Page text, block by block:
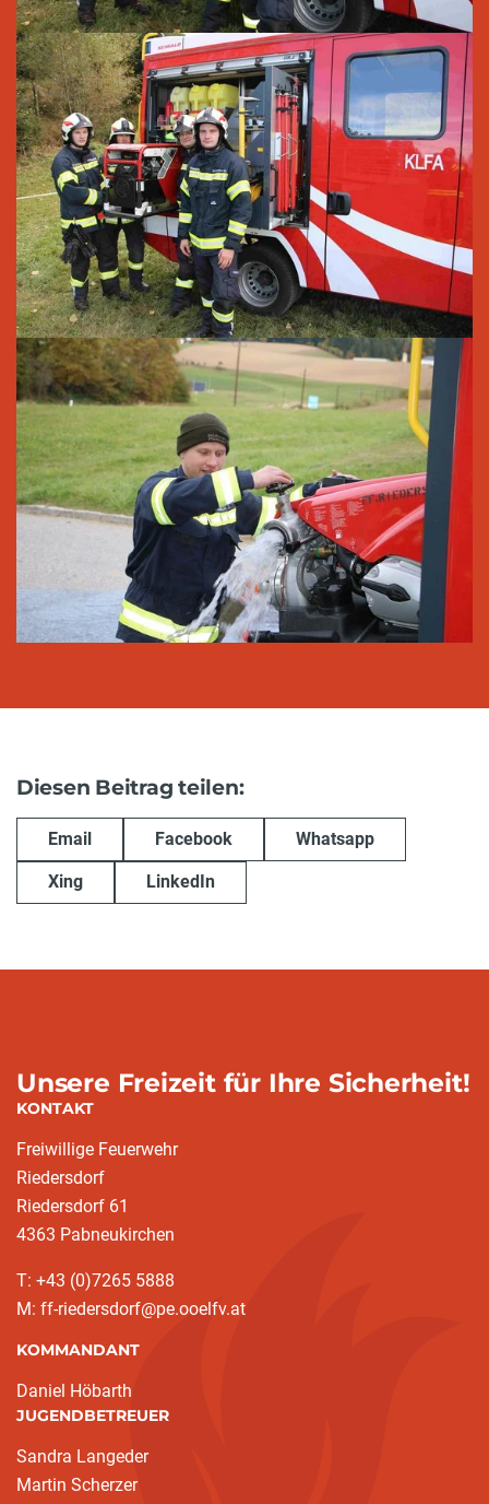
Diesen Beitrag teilen:
Email Facebook Whatsapp
Xing LinkedIn
Unsere Freizeit für Ihre Sicherheit!
KONTAKT
Freiwillige Feuerwehr
Riedersdorf
Riedersdorf 61
4363 Pabneukirchen
T: +43 (0)7265 5888
M: ff-riedersdorf@pe.ooelfv.at
KOMMANDANT
Daniel Höbarth
JUGENDBETREUER
Sandra Langeder
Martin Scherzer